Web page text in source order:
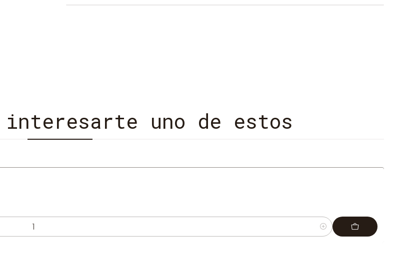
una calle cualquiera, se topa con la 8enda Happy Life, que ofrece a sus clientes
interesarte uno de estos